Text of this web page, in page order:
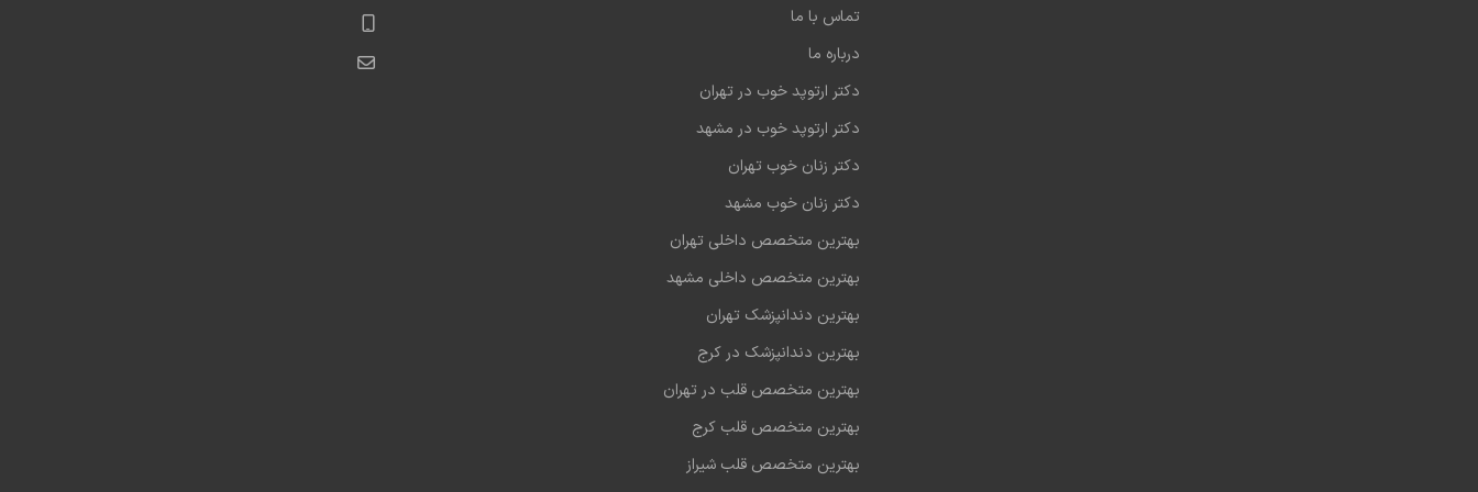
تماس با ما
درباره ما
دکتر ارتوپد خوب در تهران
دکتر ارتوپد خوب در مشهد
دکتر زنان خوب تهران
دکتر زنان خوب مشهد
بهترین متخصص داخلی تهران
بهترین متخصص داخلی مشهد
بهترین دندانپزشک تهران
بهترین دندانپزشک در کرج
بهترین متخصص قلب در تهران
بهترین متخصص قلب کرج
بهترین متخصص قلب شیراز